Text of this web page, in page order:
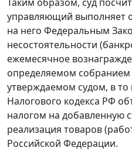
управляющий выполняет
на него Федеральным
несостоятельности
ежемесячное
определяемом собранием
утверждаемом судом, в то
Налогового кодекса РФ
налогом на добавленную
реализация товаров
Российской Федерации.